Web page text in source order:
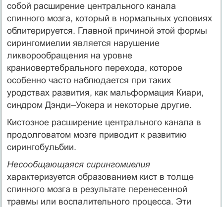
собой расширение центрального канала
спинного мозга, который в нормальных условиях
облитерируется. Главной причиной этой формы
сирингомиелии является нарушение
ликворообращения на уровне
краниовертебрального перехода, которое
особенно часто наблюдается при таких
уродствах развития, как мальформация Киари,
синдром Дэнди–Уокера и некоторые другие.
Кистозное расширение центрального канала в
продолговатом мозге приводит к развитию
сирингобульбии.
Несообщающаяся сирингомиелия
характеризуется образованием кист в толще
спинного мозга в результате перенесенной
травмы или воспалительного процесса. Эти